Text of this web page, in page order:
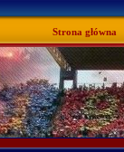
Strona główna